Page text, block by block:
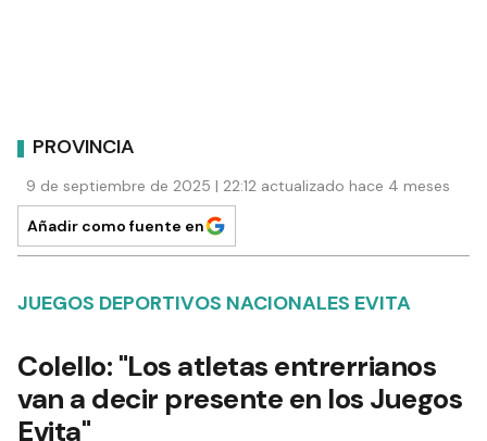
PROVINCIA
9 de septiembre de 2025 | 22:12 actualizado hace 4 meses
Añadir como fuente en
JUEGOS DEPORTIVOS NACIONALES EVITA
Colello: "Los atletas entrerrianos
van a decir presente en los Juegos
Evita"